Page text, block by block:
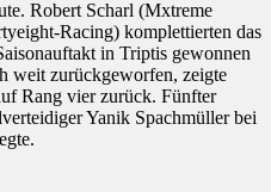
Robert Scharl (Mxtreme
Racing) komplettierten das
in Triptis gewonnen
weit zurückgeworfen, zeigte
Rang vier zurück. Fünfter
Yanik Spachmüller bei